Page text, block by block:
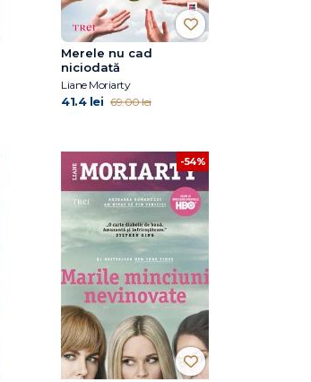
Merele nu cad
niciodată
Liane Moriarty
41.4 lei 69.00 lei
-54%